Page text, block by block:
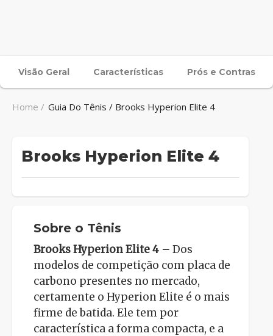
Visão Geral Características Prós e Contras
Home / Guia Do Tênis / Brooks Hyperion Elite 4
Brooks Hyperion Elite 4
Sobre o Tênis
Brooks Hyperion Elite 4 – Dos
modelos de competição com placa de
carbono presentes no mercado,
certamente o Hyperion Elite é o mais
firme de batida. Ele tem por
característica a forma compacta, e a